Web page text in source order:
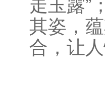
其姿，
合，让